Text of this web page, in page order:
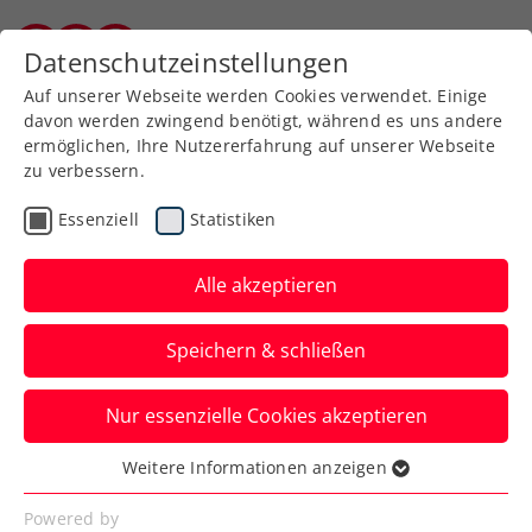
Zurück zur Newsübersicht
Rollstuhltennis
Rollstuhltennis: Taucher
knapp am Double vorbei
In Belgien holt sich das ÖTV-
Nachwuchstalent den Doppeltitel sowie
einen zweiten Platz im Einzel.
Verfasst von: Stefan Schuh, 08.04.2024
Datenschutzeinstellungen
Auf unserer Webseite werden Cookies verwendet. Einige
davon werden zwingend benötigt, während es uns andere
ermöglichen, Ihre Nutzererfahrung auf unserer Webseite
zu verbessern.
Essenziell Statistiken
Alle akzeptieren
Speichern & schließen
Nur essenzielle Cookies akzeptieren
Essenziell
Essenzielle Cookies werden für grundlegende
Weitere Informationen anzeigen
Powered by